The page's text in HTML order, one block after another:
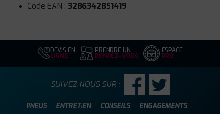
Code EAN : 3286342851419
DEVIS EN
LIGNE
PRENDRE UN
RENDEZ-VOUS
ESPACE
PRO
PNEUS ENTRETIEN CONSEILS ENGAGEMENTS
SUIVEZ-NOUS SUR :